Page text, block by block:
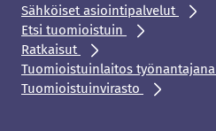
Sähköiset asiointipalvelut
Etsi tuomioistuin
Ratkaisut
Tuomioistuinlaitos työnantajana
Tuomioistuinvirasto